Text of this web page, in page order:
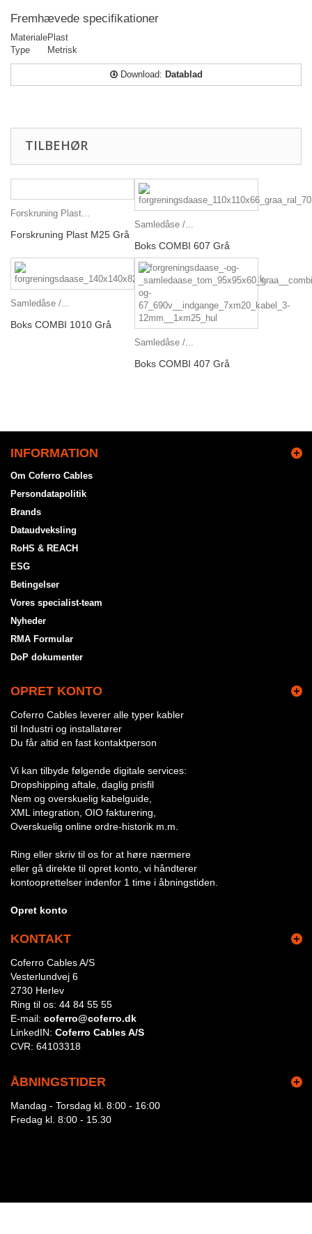
Fremhævede specifikationer
MaterialePlast
Type
Metrisk
Download: Datablad
TILBEHØR
Forskruning Plast...
Forskruning Plast M25 Grå
Samledåse /...
Boks COMBI 607 Grå
Samledåse /...
Boks COMBI 1010 Grå
Samledåse /...
Boks COMBI 407 Grå
INFORMATION
Om Coferro Cables
Persondatapolitik
Brands
Dataudveksling
RoHS & REACH
ESG
Betingelser
Vores specialist-team
Nyheder
RMA Formular
DoP dokumenter
OPRET KONTO
Coferro Cables leverer alle typer kabler
til Industri og installatører
Du får altid en fast kontaktperson
Vi kan tilbyde følgende digitale services:
Dropshipping aftale, daglig prisfil
Nem og overskuelig kabelguide,
XML integration, OIO fakturering,
Overskuelig online ordre-historik m.m.
Ring eller skriv til os for at høre nærmere
eller gå direkte til opret konto, vi håndterer
kontooprettelser indenfor 1 time i åbningstiden.
Opret konto
KONTAKT
Coferro Cables A/S
Vesterlundvej 6
2730 Herlev
Ring til os: 44 84 55 55
E-mail: coferro@coferro.dk
LinkedIN: Coferro Cables A/S
CVR: 64103318
ÅBNINGSTIDER
Mandag - Torsdag kl. 8:00 - 16:00
Fredag kl. 8:00 - 15.30